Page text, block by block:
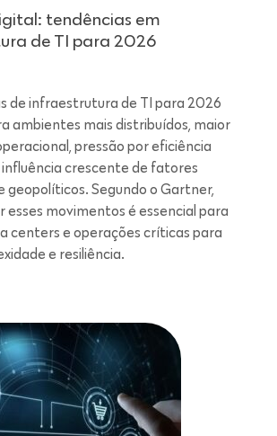
tendências em
de TI para 2026
de infraestrutura de TI para 2026
ambientes mais distribuídos, maior
pressão por eficiência
crescente de fatores
geopolíticos. Segundo o Gartner,
esses movimentos é essencial para
centers e operações críticas para
e resiliência.